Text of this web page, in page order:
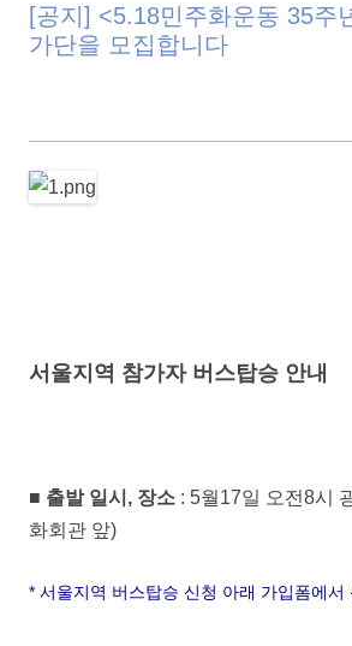
[공지] <5.18민주화운동 35주
가단을 모집합니다
서울지역 참가자 버스탑승 안내
■ 출발 일시, 장소 : 5월17일 오전8시
화회관 앞)
* 서울지역 버스탑승 신청 아래 가입폼에서